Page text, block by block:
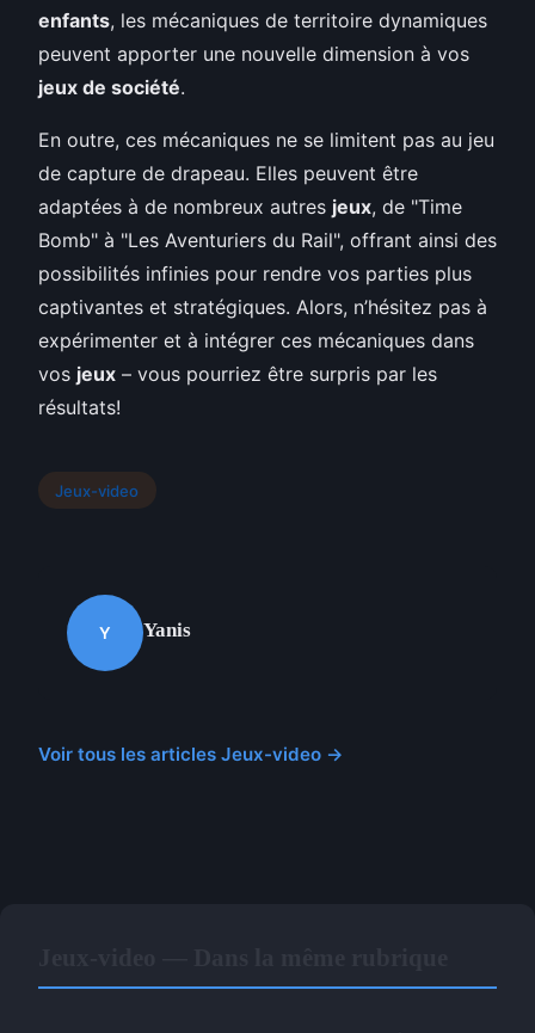
enfants, les mécaniques de territoire dynamiques
peuvent apporter une nouvelle dimension à vos
jeux de société.
En outre, ces mécaniques ne se limitent pas au jeu
de capture de drapeau. Elles peuvent être
adaptées à de nombreux autres jeux, de "Time
Bomb" à "Les Aventuriers du Rail", offrant ainsi des
possibilités infinies pour rendre vos parties plus
captivantes et stratégiques. Alors, n’hésitez pas à
expérimenter et à intégrer ces mécaniques dans
vos jeux – vous pourriez être surpris par les
résultats!
Jeux-video
Y Yanis
Voir tous les articles Jeux-video →